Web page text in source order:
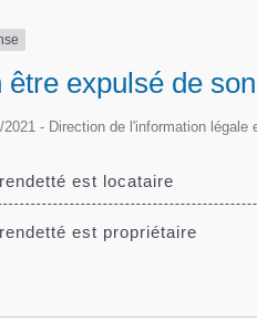
être expulsé de
- Direction de l'information
est locataire
est propriétaire